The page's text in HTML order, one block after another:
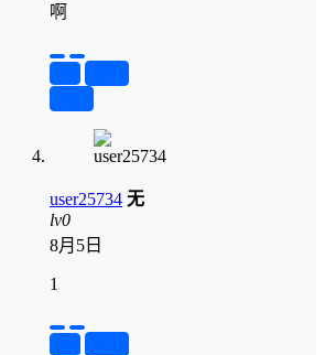
啊
user25734 无
lv0
8月5日
1